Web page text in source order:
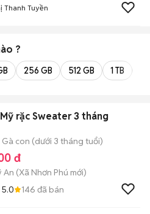
Thanh Tuyền
?
256 GB 512 GB 1 TB
rặc Sweater 3 tháng
Gà con (dưới 3 tháng tuổi)
đ
An (Xã Nhơn Phú mới)
5.0 146 đã bán